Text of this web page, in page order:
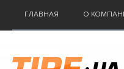
ГЛАВНАЯ О